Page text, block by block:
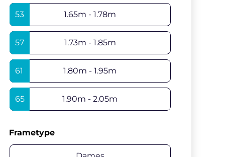
53 1.65m - 1.78m
57 1.73m - 1.85m
61 1.80m - 1.95m
65 1.90m - 2.05m
Frametype